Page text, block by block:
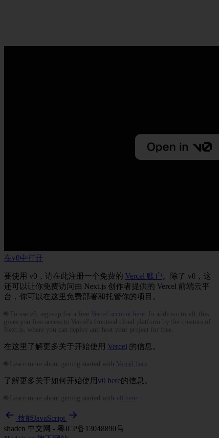
在v0中打开
要使用 v0，请在此注册一个免费的 Vercel 账户。除了 v0，这
还可以让你免费访问由 Next.js 创作者提供的 Vercel 前端云平
台，你可以在这里免费部署和托管你的项目。
🌐 To use v0, sign-up for a free Vercel account here
. In addition to v0, this
gives you free access to Vercel's frontend cloud platform by the creators of
Next.js, where you can deploy and host your project for free.
在这里了解更多关于开始使用 Vercel 的信息。
🌐 Learn more about getting started with Vercel here
了解更多关于如何开始使用v0 here的信息。
🌐 Learn more about getting started with v0 here
技能JavaScript
shadcn 中文网 - 粤ICP备13048890号